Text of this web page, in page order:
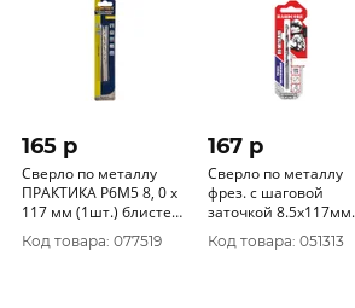
165 p
Сверло по металлу
ПРАКТИКА Р6М5 8, 0 х
117 мм (1шт.) блистер
033-291
Код товара: 077519
167 p
Сверло по металлу
фрез. с шаговой
заточкой 8.5х117мм
"Hardcore" Step Cutter
140085
Код товара: 051313